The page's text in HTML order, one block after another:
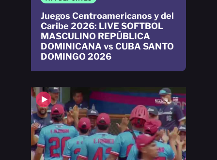
Juegos Centroamericanos y del
Caribe 2026: LIVE SOFTBOL
MASCULINO REPÚBLICA
DOMINICANA vs CUBA SANTO
DOMINGO 2026